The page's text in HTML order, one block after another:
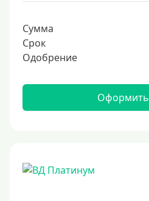
Сумма
Срок
Одобрение
Оформить